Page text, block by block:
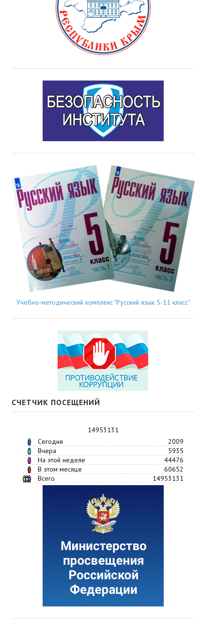
Учебно-методический комплекс "Русский язык 5-11 класс"
СЧЕТЧИК ПОСЕЩЕНИЙ
14953131
Сегодня
2009
Вчера
5935
На этой неделе
44476
В этом месяце
60652
Всего
14953131